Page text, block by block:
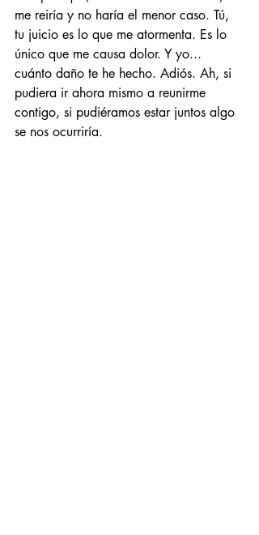
me reiría y no haría el menor caso. Tú,
tu juicio es lo que me atormenta. Es lo
único que me causa dolor. Y yo...
cuánto daño te he hecho. Adiós. Ah, si
pudiera ir ahora mismo a reunirme
contigo, si pudiéramos estar juntos algo
se nos ocurriría.